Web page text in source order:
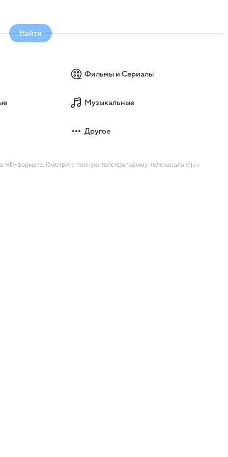
Найти
Фильмы и Сериалы
Музыкальные
Другое
формате. Смотрите полную телепрограмму телеканала viju+